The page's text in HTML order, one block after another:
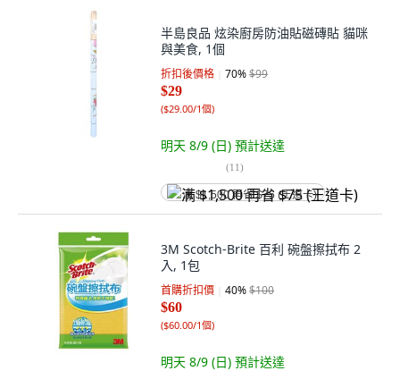
半島良品 炫染廚房防油貼磁磚貼 貓咪
與美食, 1個
折扣後價格 70%$99
$29
($29.00/1個)
明天 8/9 (日) 預計送達
(11)
满 $1,500 再省 $75 (王道卡)
3M Scotch-Brite 百利 碗盤擦拭布 2
入, 1包
首購折扣價 40%$100
$60
($60.00/1個)
明天 8/9 (日) 預計送達